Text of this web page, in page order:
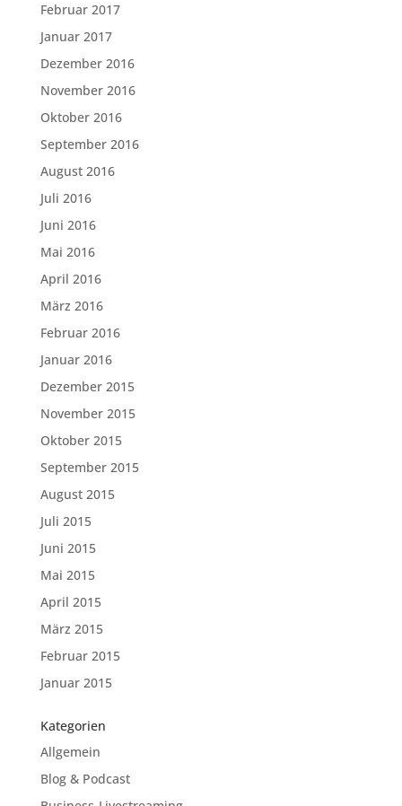
Februar 2017
Januar 2017
Dezember 2016
November 2016
Oktober 2016
September 2016
August 2016
Juli 2016
Juni 2016
Mai 2016
April 2016
März 2016
Februar 2016
Januar 2016
Dezember 2015
November 2015
Oktober 2015
September 2015
August 2015
Juli 2015
Juni 2015
Mai 2015
April 2015
März 2015
Februar 2015
Januar 2015
Kategorien
Allgemein
Blog & Podcast